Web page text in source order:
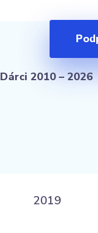
Dárci 2010 – 2026
2019